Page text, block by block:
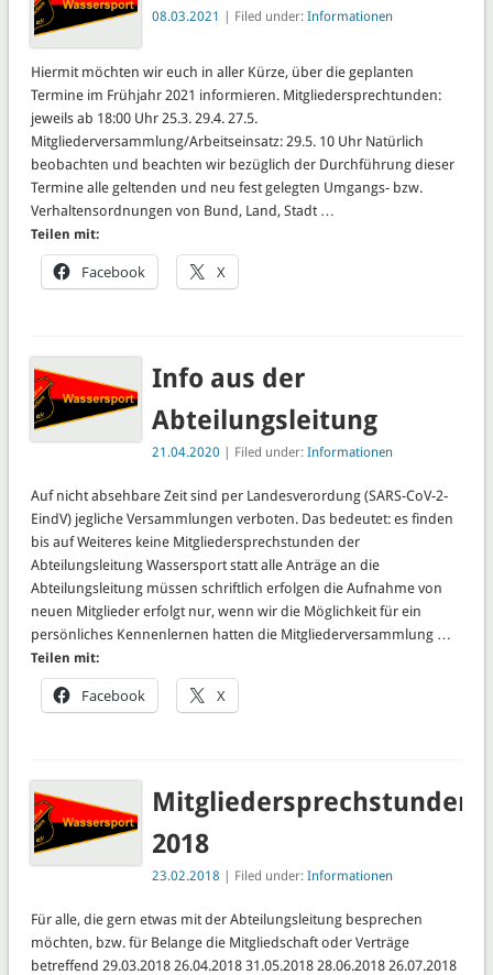
08.03.2021 | Filed under:Informationen
Hiermit möchten wir euch in aller Kürze, über die geplanten
Termine im Frühjahr 2021 informieren. Mitgliedersprechtunden:
jeweils ab 18:00 Uhr 25.3. 29.4. 27.5.
Mitgliederversammlung/Arbeitseinsatz: 29.5. 10 Uhr Natürlich
beobachten und beachten wir bezüglich der Durchführung dieser
Termine alle geltenden und neu fest gelegten Umgangs- bzw.
Verhaltensordnungen von Bund, Land, Stadt …
Teilen mit:
Facebook X
Info aus der
Abteilungsleitung
21.04.2020 | Filed under:Informationen
Auf nicht absehbare Zeit sind per Landesverordung (SARS-CoV-2-
EindV) jegliche Versammlungen verboten. Das bedeutet: es finden
bis auf Weiteres keine Mitgliedersprechstunden der
Abteilungsleitung Wassersport statt alle Anträge an die
Abteilungsleitung müssen schriftlich erfolgen die Aufnahme von
neuen Mitglieder erfolgt nur, wenn wir die Möglichkeit für ein
persönliches Kennenlernen hatten die Mitgliederversammlung …
Teilen mit:
Facebook X
Mitgliedersprechstunden
2018
23.02.2018 | Filed under:Informationen
Für alle, die gern etwas mit der Abteilungsleitung besprechen
möchten, bzw. für Belange die Mitgliedschaft oder Verträge
betreffend 29.03.2018 26.04.2018 31.05.2018 28.06.2018 26.07.2018